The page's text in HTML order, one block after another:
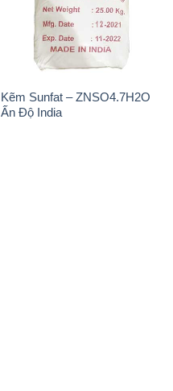
Kẽm Sunfat – ZNSO4.7H2O
Ấn Độ India